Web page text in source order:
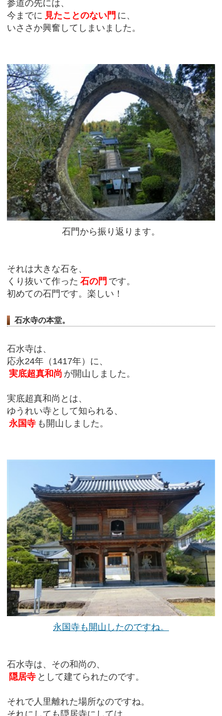
参道の先には、
今までに 見たことのない門 に、
いささか興奮してしまいました。
石門から振り返ります。
それは大きな石を、
くり抜いて作った 石の門 です。
初めての石門です。楽しい！
石水寺の本堂。
石水寺は、
応永24年（1417年）に、
実底超真和尚 が開山しました。
実底超真和尚とは、
ゆうれい寺として知られる、
永国寺 も開山しました。
永国寺も開山したのですね。
石水寺は、その和尚の、
隠居寺 として建てられたのです。
それで人里離れた場所なのですね。
それにしても隠居寺にしては、